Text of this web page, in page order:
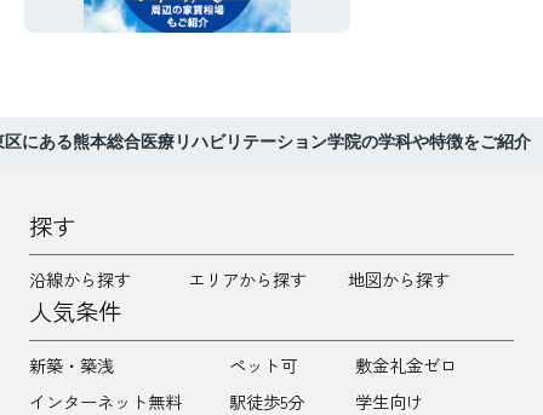
区にある熊本総合医療リハビリテーション学院の学科や特徴をご紹介
探す
沿線から探す エリアから探す 地図から探す
人気条件
新築・築浅 ペット可
敷金礼金ゼロ
インターネット無料
駅徒歩5分
学生向け